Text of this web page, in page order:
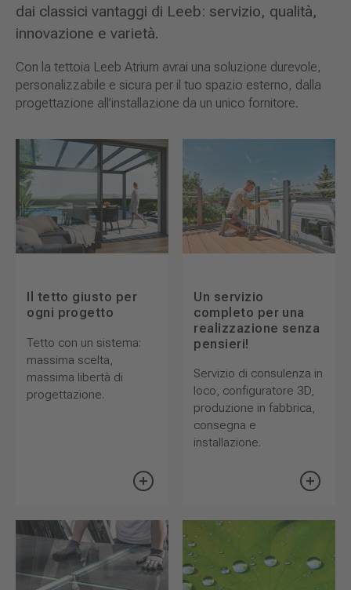
dai classici vantaggi di Leeb: servizio, qualità,
innovazione e varietà.
Con la tettoia Leeb Atrium avrai una soluzione durevole,
personalizzabile e sicura per il tuo spazio esterno, dalla
progettazione all’installazione da un unico fornitore.
Il tetto giusto per
ogni progetto
Tetto con un sistema:
massima scelta,
massima libertà di
progettazione.
Un servizio
completo per una
realizzazione senza
pensieri!
Servizio di consulenza in
loco, configuratore 3D,
produzione in fabbrica,
consegna e
installazione.